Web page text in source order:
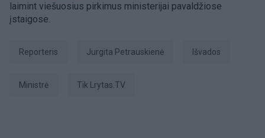
laimint viešuosius pirkimus ministerijai pavaldžiose
įstaigose.
Reporteris Jurgita Petrauskienė išvados
ministrė tik Lrytas.TV